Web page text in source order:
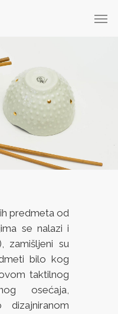
predmeta od
se nalazi i
zamišljeni su
bilo kog
taktilnog
osećaja,
dizajniranom